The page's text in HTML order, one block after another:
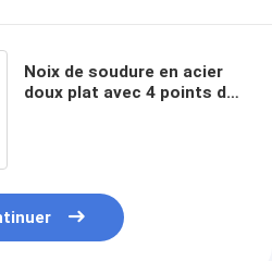
Noix de soudure en acier
doux plat avec 4 points de